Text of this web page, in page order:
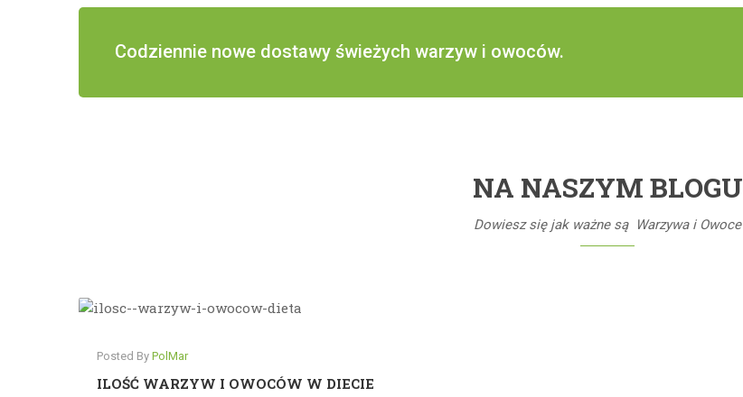
Codziennie nowe dostawy świeżych warzyw i owoców.
NA NASZYM BLOGU
Dowiesz się jak ważne są Warzywa i Owoce
Posted By PolMar
ILOŚĆ WARZYW I OWOCÓW W DIECIE